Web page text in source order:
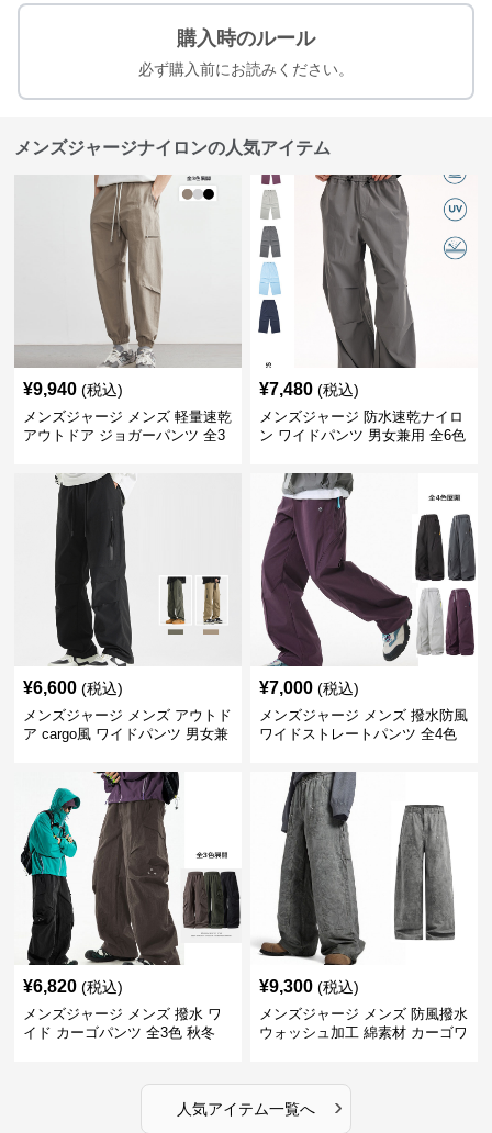
購入時のルール
必ず購入前にお読みください。
メンズジャージナイロンの人気アイテム
¥9,940 (税込)
メンズジャージ メンズ 軽量速乾
アウトドア ジョガーパンツ 全3
¥7,480 (税込)
メンズジャージ 防水速乾ナイロ
ン ワイドパンツ 男女兼用 全6色
¥6,600 (税込)
メンズジャージ メンズ アウトド
ア cargo風 ワイドパンツ 男女兼
¥7,000 (税込)
メンズジャージ メンズ 撥水防風
ワイドストレートパンツ 全4色
¥6,820 (税込)
メンズジャージ メンズ 撥水 ワ
イド カーゴパンツ 全3色 秋冬
¥9,300 (税込)
メンズジャージ メンズ 防風撥水
ウォッシュ加工 綿素材 カーゴワ
人気アイテム一覧へ ›